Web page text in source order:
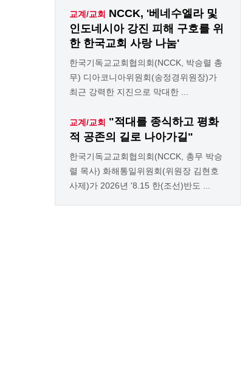
교계/교회 NCCK, '베네수엘라 및
인도네시아 강진 피해 구호를 위
한 한국교회 사랑 나눔'
한국기독교교회협의회(NCCK, 박승렬 총
무) 디아코니아위원회(송정경위원장)가
최근 강력한 지진으로 막대한 ...
교계/교회 "적대를 종식하고 평화
적 공존의 길로 나아가길"
한국기독교교회협의회(NCCK, 총무 박승
렬 목사) 화해통일위원회(위원장 김현호
사제)가 2026년 '8.15 한(조선)반도 ...